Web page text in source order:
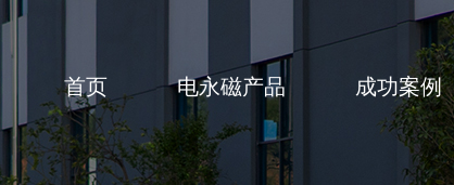
首页 电永磁产品 成功案例